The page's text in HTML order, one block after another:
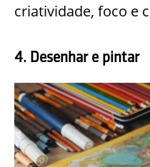
criatividade, foco e
4. Desenhar e pintar